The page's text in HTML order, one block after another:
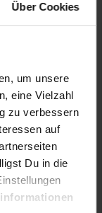
Über Cookies
um unsere
eine Vielzahl
zu verbessern
auf
Du in die
virozide und
wird
nur einen